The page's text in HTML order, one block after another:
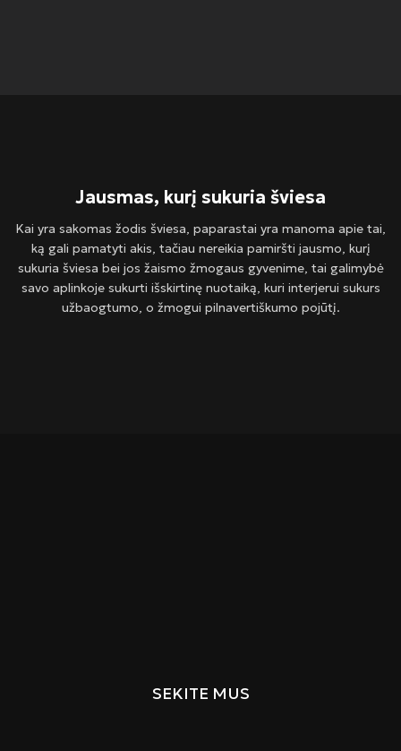
Jausmas, kurį sukuria šviesa
Kai yra sakomas žodis šviesa, paparastai yra manoma apie tai,
ką gali pamatyti akis, tačiau nereikia pamiršti jausmo, kurį
sukuria šviesa bei jos žaismo žmogaus gyvenime, tai galimybė
savo aplinkoje sukurti išskirtinę nuotaiką, kuri interjerui sukurs
užbaogtumo, o žmogui pilnavertiškumo pojūtį.
SEKITE MUS